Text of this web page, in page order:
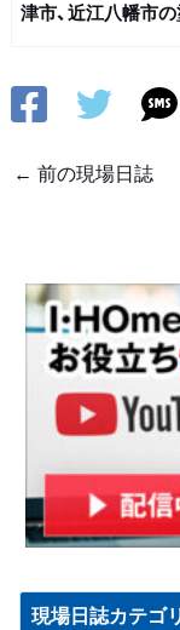
津市、近江八幡市
← 前の現場日誌
現場日誌カテゴ